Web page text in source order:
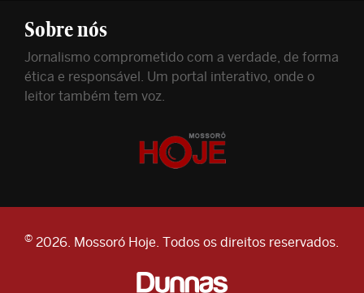
Sobre nós
Jornalismo comprometido com a verdade, de forma
ética e responsável. Um portal interativo, onde o
leitor também tem voz.
© 2026. Mossoró Hoje. Todos os direitos reservados.